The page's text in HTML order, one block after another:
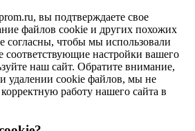
вы подтверждаете свое
файлов cookie и других похожих
согласны, чтобы мы использовали
настройки вашего
наш сайт. Обратите внимание,
удалении cookie файлов, мы не
работу нашего сайта в